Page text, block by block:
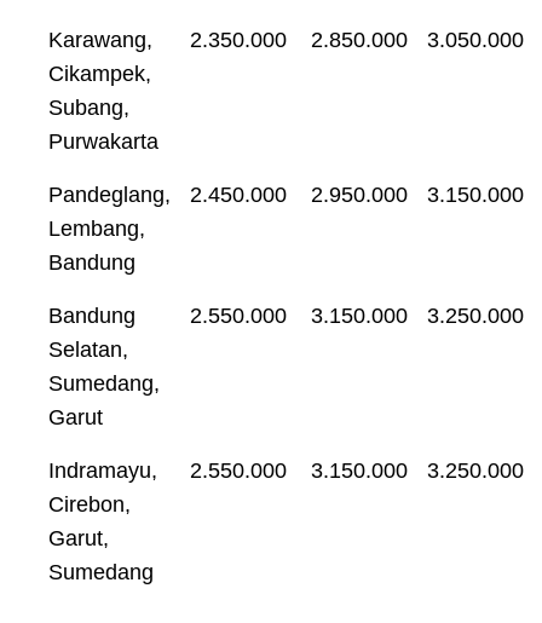
Karawang,
Cikampek,
Subang,
Purwakarta
2.350.000 2.850.000 3.050.000
Pandeglang,
Lembang,
Bandung
2.450.000 2.950.000 3.150.000
Bandung
Selatan,
Sumedang,
Garut
2.550.000 3.150.000 3.250.000
Indramayu,
Cirebon,
Garut,
Sumedang
2.550.000 3.150.000 3.250.000